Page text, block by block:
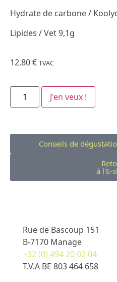
Hydrate de carbone /
Lipides / Vet 9,1g
12.80€ TVAC
J'en veux !
Conseils de
à l'E-
Rue de Bascoup 151
B-7170 Manage
+32 (0) 494 20 02 04
T.V.A BE 803 464 658